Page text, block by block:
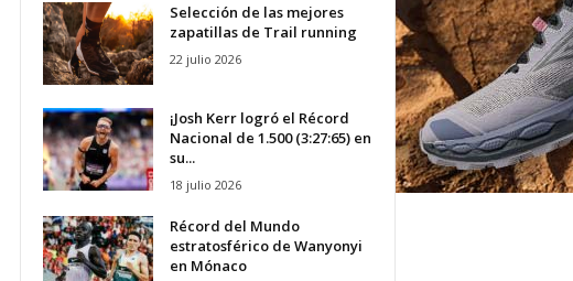
Selección de las mejores
zapatillas de Trail running
22 julio 2026
¡Josh Kerr logró el Récord
Nacional de 1.500 (3:27:65) en
su...
18 julio 2026
Récord del Mundo
estratosférico de Wanyonyi
en Mónaco